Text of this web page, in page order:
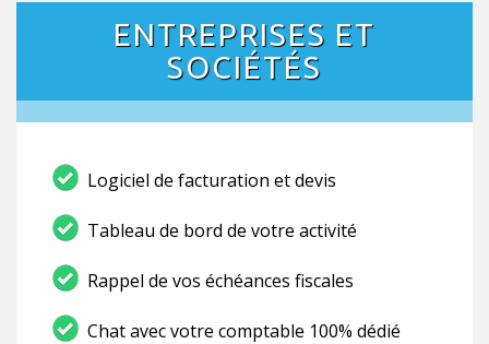
ENTREPRISES ET
SOCIÉTÉS
Logiciel de facturation et devis
Tableau de bord de votre activité
Rappel de vos échéances fiscales
Chat avec votre comptable 100% dédié